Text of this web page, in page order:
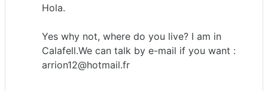
Hola.
Yes why not, where do you live? I am in
Calafell.We can talk by e-mail if you want :
arrion12@hotmail.fr